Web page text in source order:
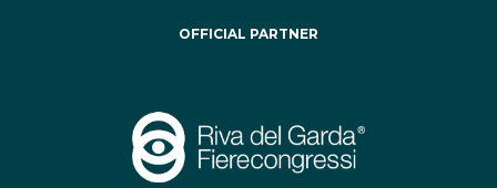
OFFICIAL PARTNER